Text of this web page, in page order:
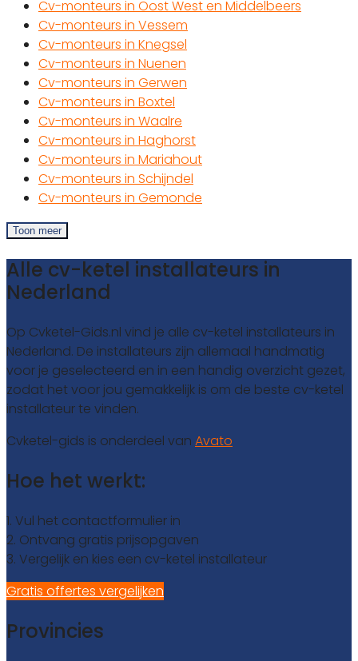
Cv-monteurs in Oost West en Middelbeers
Cv-monteurs in Vessem
Cv-monteurs in Knegsel
Cv-monteurs in Nuenen
Cv-monteurs in Gerwen
Cv-monteurs in Boxtel
Cv-monteurs in Waalre
Cv-monteurs in Haghorst
Cv-monteurs in Mariahout
Cv-monteurs in Schijndel
Cv-monteurs in Gemonde
Toon meer
Alle cv-ketel installateurs in
Nederland
Op Cvketel-Gids.nl vind je alle cv-ketel installateurs in
Nederland. De installateurs zijn allemaal handmatig
voor je geselecteerd en in een handig overzicht gezet,
zodat het voor jou gemakkelijk is om de beste cv-ketel
installateur te vinden.
Cvketel-gids is onderdeel van Avato
Hoe het werkt:
1. Vul het contactformulier in
2. Ontvang gratis prijsopgaven
3. Vergelijk en kies een cv-ketel installateur
Gratis offertes vergelijken
Provincies